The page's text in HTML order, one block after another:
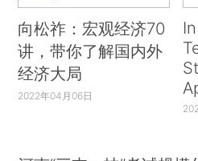
向松祚：宏观经济70
讲，带你了解国内外
经济大局
2022年04月06日